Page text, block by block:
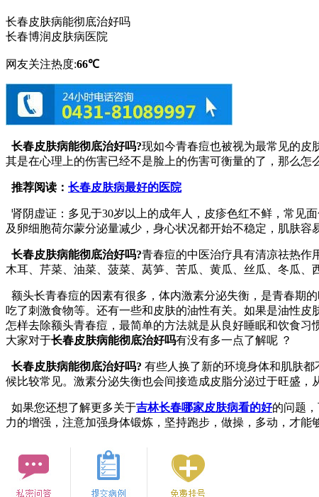
长春皮肤病能彻底治好吗
长春博润皮肤病医院
网友关注热度:66℃
长春皮肤病能彻底治好吗?现如今青春痘也被视为最常见的皮
其是在心理上的伤害已经不是脸上的伤害可衡量的了，那么怎
推荐阅读： 长春皮肤病最好的医院
肾阴虚证：多见于30岁以上的成年人，皮疹色红不鲜，常见
及卵细胞荷尔蒙分泌量减少，身心状况都开始不稳定，肌肤容
长春皮肤病能彻底治好吗?青春痘的中医治疗具有清凉祛热作
木耳、芹菜、油菜、菠菜、莴笋、苦瓜、黄瓜、丝瓜、冬瓜
额头长青春痘的因素有很多，体内激素分泌失衡，是青春期
吃了刺激食物等。还有一些和皮肤的油性有关。如果是油性
怎样去除额头青春痘，最简单的方法就是从良好睡眠和饮食
大家对于长春皮肤病能彻底治好吗有没有多一点了解呢 ？
长春皮肤病能彻底治好吗? 有些人换了新的环境身体和肌肤
候比较常见。激素分泌失衡也会间接造成皮脂分泌过于旺盛，
如果您还想了解更多关于吉林长春哪家皮肤病看的好的问题
力的增强，注意加强身体锻炼，坚持跑步，做操，多动，才能